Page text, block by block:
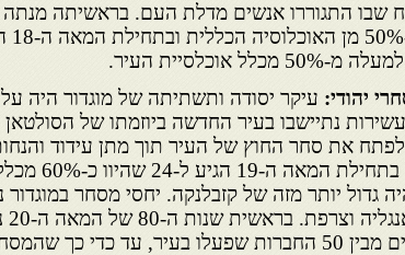
מכלל אוכלסיית העיר.
יהודי: עיקר יסודה ותשתיתה של מוגדור היה
עשירות נתיישבו בעיר החדשה ביוזמתו של
לפתח את סחר החוץ של העיר תוך מתן עידוד
היהודים
גדול יותר מזה של קזבלנקה. יחסי מסחר
כדי כך שהמסחר היה מושבת בשבת.